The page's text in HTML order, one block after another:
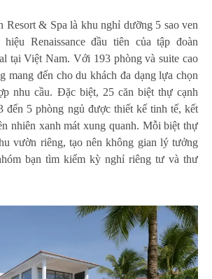
Resort & Spa là khu nghỉ dưỡng 5 sao ven
Renaissance đầu tiên của tập đoàn
tại Việt Nam. Với 193 phòng và suite cao
mang đến cho du khách đa dạng lựa chọn
nhu cầu. Đặc biệt, 25 căn biệt thự cạnh
đến 5 phòng ngủ được thiết kế tinh tế, kết
nhiên xanh mát xung quanh. Mỗi biệt thự
vườn riêng, tạo nên không gian lý tưởng
bạn tìm kiếm kỳ nghỉ riêng tư và thư